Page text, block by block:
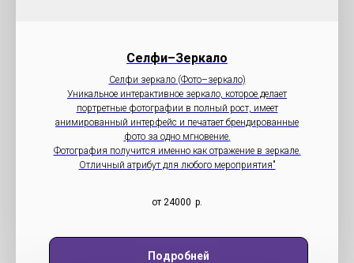
Селфи–Зеркало
Селфи зеркало (Фото–зеркало)
Уникальное интерактивное зеркало, которое делает
портретные фотографии в полный рост, имеет
анимированный интерфейс и печатает брендированные
фото за одно мгновение.
Фотография получится именно как отражение в зеркале.
Отличный атрибут для любого мероприятия"
от 24000 р.
Подробней